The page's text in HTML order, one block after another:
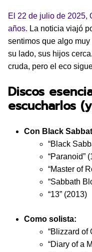
El 22 de julio de 2025,
años. La noticia viajó
sentimos que algo
su lado, sus hijos
cruda, pero el eco
Discos
escucharlos
Con Black
“Black
“Paranoid”
“Master of
“Sabbath
“13” (2013)
Como solista:
“Blizzard of
“Diary of a